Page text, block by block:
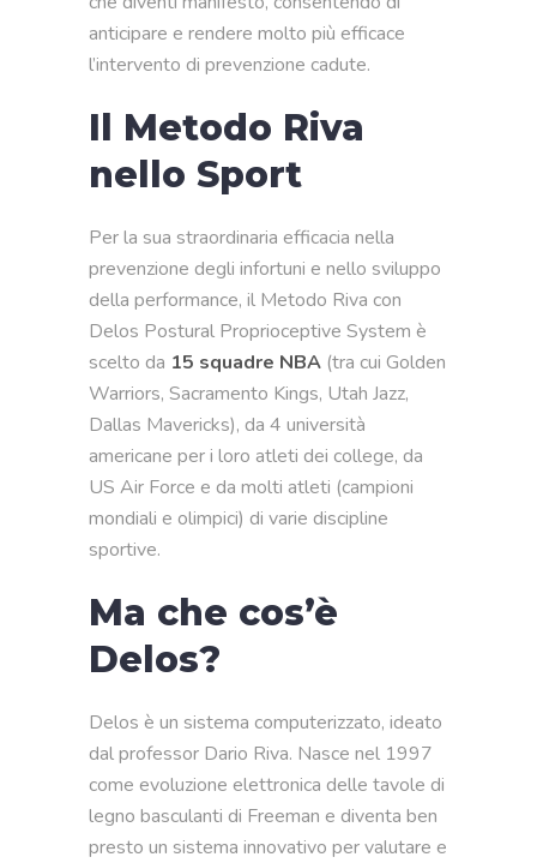
anticipare e rendere molto più efficace
l’intervento di prevenzione cadute.
Il Metodo Riva
nello Sport
Per la sua straordinaria efficacia nella
prevenzione degli infortuni e nello sviluppo
della performance, il Metodo Riva con
Delos Postural Proprioceptive System è
scelto da 15 squadre NBA (tra cui Golden
Warriors, Sacramento Kings, Utah Jazz,
Dallas Mavericks), da 4 università
americane per i loro atleti dei college, da
US Air Force e da molti atleti (campioni
mondiali e olimpici) di varie discipline
sportive.
Ma che cos’è
Delos?
Delos è un sistema computerizzato, ideato
dal professor Dario Riva. Nasce nel 1997
come evoluzione elettronica delle tavole di
legno basculanti di Freeman e diventa ben
presto un sistema innovativo per valutare e